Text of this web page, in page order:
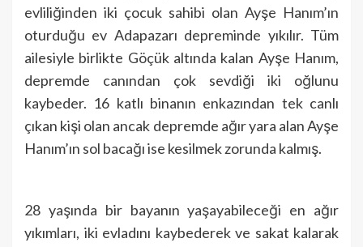
evliliğinden iki çocuk sahibi olan Ayşe Hanım’ın
oturduğu ev Adapazarı depreminde yıkılır. Tüm
ailesiyle birlikte Göçük altında kalan Ayşe Hanım,
depremde canından çok sevdiği iki oğlunu
kaybeder. 16 katlı binanın enkazından tek canlı
çıkan kişi olan ancak depremde ağır yara alan Ayşe
Hanım’ın sol bacağı ise kesilmek zorunda kalmış.
28 yaşında bir bayanın yaşayabileceği en ağır
yıkımları, iki evladını kaybederek ve sakat kalarak